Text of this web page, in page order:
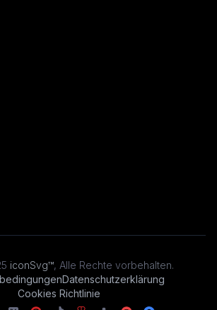
iconSvg™, Alle Rechte vorbehalten.
Datenschutzerklärung
Cookies Richtlinie